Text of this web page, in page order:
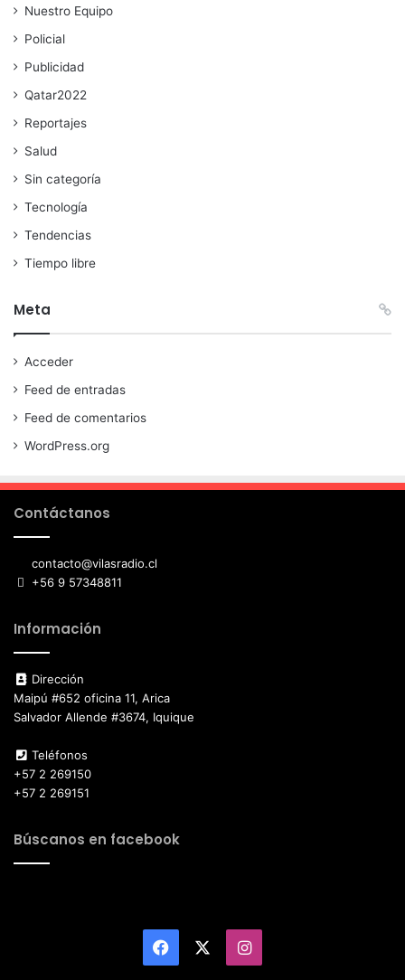
Nuestro Equipo
Policial
Publicidad
Qatar2022
Reportajes
Salud
Sin categoría
Tecnología
Tendencias
Tiempo libre
Meta
Acceder
Feed de entradas
Feed de comentarios
WordPress.org
Contáctanos
contacto@vilasradio.cl
+56 9 57348811
Información
Dirección
Maipú #652 oficina 11, Arica
Salvador Allende #3674, Iquique
Teléfonos
+57 2 269150
+57 2 269151
Búscanos en facebook
Facebook Instagram